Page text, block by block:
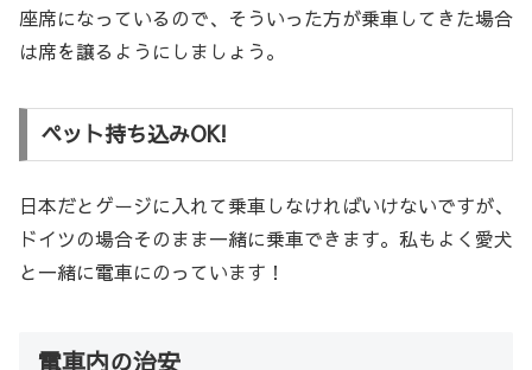
座席になっているので、そういった方が乗車してきた場合
は席を譲るようにしましょう。
ペット持ち込みOK!
日本だとゲージに入れて乗車しなければいけないですが、
ドイツの場合そのまま一緒に乗車できます。私もよく愛犬
と一緒に電車にのっています！
電車内の治安